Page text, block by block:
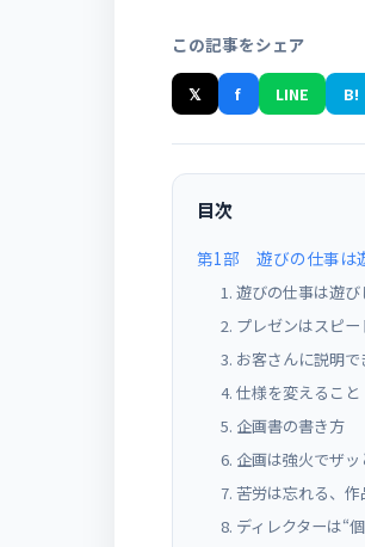
この記事をシェア
𝕏 f LINE B!
目次
第1部 遊びの仕事は
1. 遊びの仕事は遊び
2. プレゼンはスピー
3. お客さんに説明で
4. 仕様を変えること
5. 企画書の書き方
6. 企画は強火でザッ
7. 苦労は忘れる、作
8. ディレクターは“